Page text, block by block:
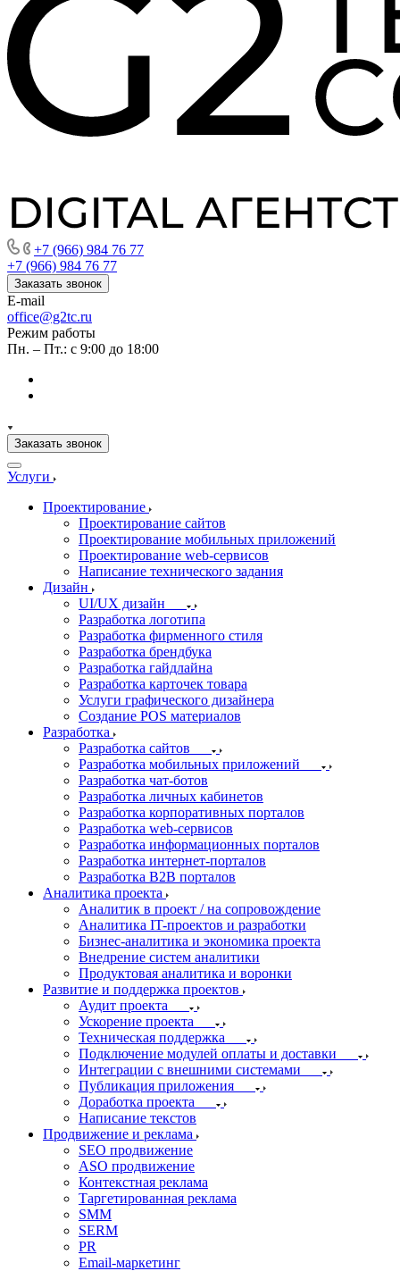
+7 (966) 984 76 77
+7 (966) 984 76 77
Заказать звонок
E-mail
office@g2tc.ru
Режим работы
Пн. – Пт.: с 9:00 до 18:00
Заказать звонок
Услуги
Проектирование
Проектирование сайтов
Проектирование мобильных приложений
Проектирование web-сервисов
Написание технического задания
Дизайн
UI/UX дизайн
Разработка логотипа
Разработка фирменного стиля
Разработка брендбука
Разработка гайдлайна
Разработка карточек товара
Услуги графического дизайнера
Создание POS материалов
Разработка
Разработка сайтов
Разработка мобильных приложений
Разработка чат-ботов
Разработка личных кабинетов
Разработка корпоративных порталов
Разработка web-сервисов
Разработка информационных порталов
Разработка интернет-порталов
Разработка B2B порталов
Аналитика проекта
Аналитик в проект / на сопровождение
Аналитика IT-проектов и разработки
Бизнес-аналитика и экономика проекта
Внедрение систем аналитики
Продуктовая аналитика и воронки
Развитие и поддержка проектов
Аудит проекта
Ускорение проекта
Техническая поддержка
Подключение модулей оплаты и доставки
Интеграции с внешними системами
Публикация приложения
Доработка проекта
Написание текстов
Продвижение и реклама
SEO продвижение
ASO продвижение
Контекстная реклама
Таргетированная реклама
SMM
SERM
PR
Email-маркетинг